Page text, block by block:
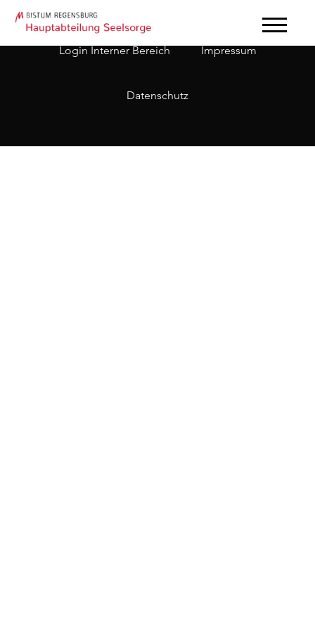
Login Interner Bereich Impressum
Datenschutz